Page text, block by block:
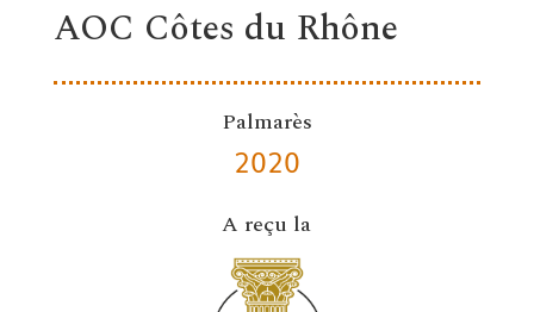
AOC Côtes du Rhône
Palmarès
2020
A reçu la